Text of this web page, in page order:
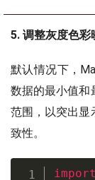
5. 调整灰度色彩
默认情况下，
数据的最小值和
范围，以突出显
致性。
import